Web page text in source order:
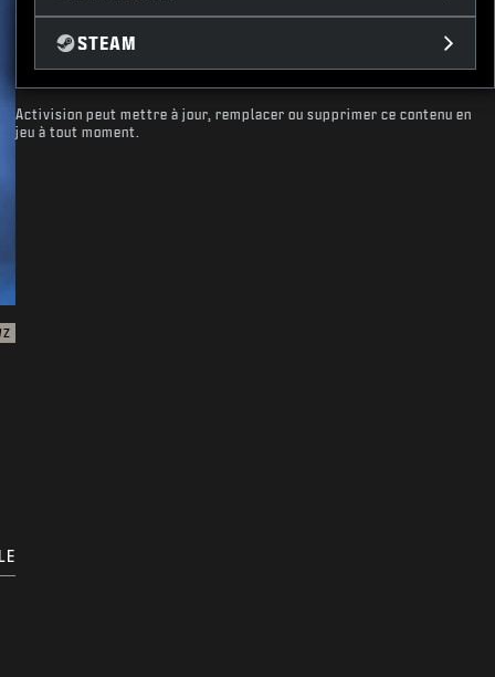
STEAM
Activision peut mettre à jour, remplacer ou supprimer ce contenu en
jeu à tout moment.